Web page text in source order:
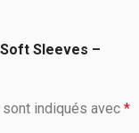
Sleeves –
indiqués avec *